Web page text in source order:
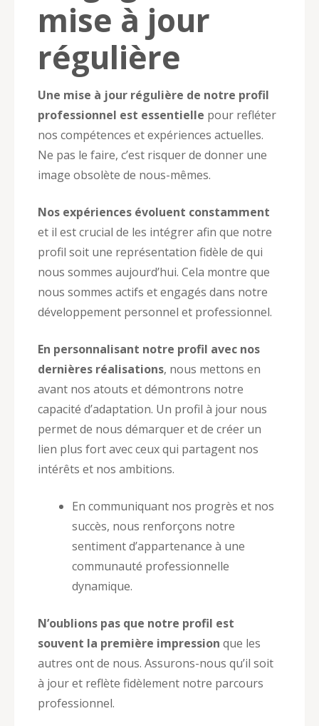
mise à jour
régulière
Une mise à jour régulière de notre profil
professionnel est essentielle pour refléter
nos compétences et expériences actuelles.
Ne pas le faire, c’est risquer de donner une
image obsolète de nous-mêmes.
Nos expériences évoluent constamment
et il est crucial de les intégrer afin que notre
profil soit une représentation fidèle de qui
nous sommes aujourd’hui. Cela montre que
nous sommes actifs et engagés dans notre
développement personnel et professionnel.
En personnalisant notre profil avec nos
dernières réalisations, nous mettons en
avant nos atouts et démontrons notre
capacité d’adaptation. Un profil à jour nous
permet de nous démarquer et de créer un
lien plus fort avec ceux qui partagent nos
intérêts et nos ambitions.
En communiquant nos progrès et nos
succès, nous renforçons notre
sentiment d’appartenance à une
communauté professionnelle
dynamique.
N’oublions pas que notre profil est
souvent la première impression que les
autres ont de nous. Assurons-nous qu’il soit
à jour et reflète fidèlement notre parcours
professionnel.